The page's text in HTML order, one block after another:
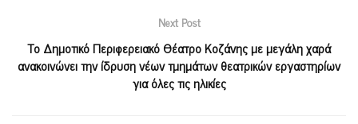
Next Post
Το Δημοτικό Περιφερειακό Θέατρο Κοζάνης με μεγάλη χαρά
ανακοινώνει την ίδρυση νέων τμημάτων θεατρικών εργαστηρίων
για όλες τις ηλικίες